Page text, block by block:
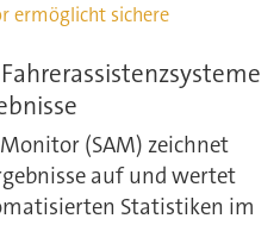
ermöglicht sichere
(SAM) zeichnet
auf und wertet
Statistiken im